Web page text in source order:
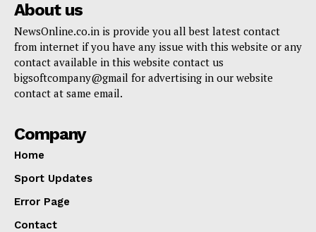
About us
NewsOnline.co.in is provide you all best latest contact
from internet if you have any issue with this website or any
contact available in this website contact us
bigsoftcompany@gmail for advertising in our website
contact at same email.
Company
Home
Sport Updates
Error Page
Contact